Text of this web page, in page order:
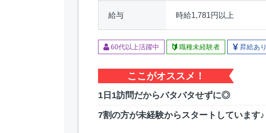
給与 時給1,781円以上
60代以上活躍中 職種未経験者 昇給あり
ここがオススメ！
1日1訪問だからバタバタせずに◎
7割の方が未経験からスタートしています♪